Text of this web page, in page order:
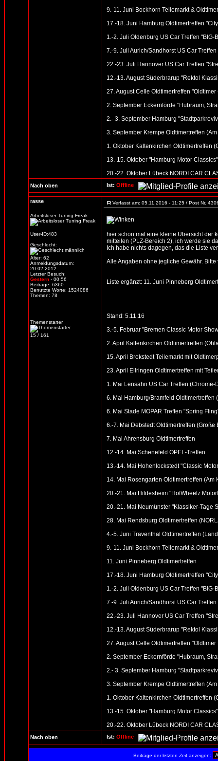
9.-11. Juni Bockhorn Teilemarkt &
17.-18. Juni Hamburg Oldtimertreffen
1.-2. Juli Oldenburg US Car Treffen
7.-9. Juli Aurich/Sandhorst US Car
22.-23. Juli Hannover US Car Treffen
12.-13. August Süderbrarup "Rektol
27. August Celle Oldtimertreffen "Oldtimer
2. September Eckernförde "Hubraum,
2.- 3. September Hamburg
3. September Krempe Oldtimertreffen
1. Oktober Kaltenkirchen Oldtimertreffen
13.-15. Oktober "Hamburg Motor
20.-22. Oktober Lübeck NORDI CAR
Nach oben Ist: Offline
rasse
Arbeitsloser Tuning Freak
User-ID:483
Geschlecht:
Alter: 62
Anmeldungsdatum:
20.02.2012
Letzter Besuch:
Gestern - 00:56
Beiträge: 6360
Benutzte Worte: 1524086
Themen: 78
Themenstarter
15 / 161
Verfasst am: 05.11.2016 - 11:25 / Post Nr.
hier schon mal eine kleine Übersicht der
mitteilen (PLZ-Bereich 2), ich werde sie
Ich habe nichts dagegen, das die Liste
Alle Angaben ohne jegliche Gewähr.
Liste ergänzt: 11. Juni Pinneberg
Stand: 5.11.16
3.-5. Februar "Bremen Classic Motor
2. April Kaltenkirchen Oldtimertreffen
15. April Brokstedt Teilemarkt mit
23. April Ellringen Oldtimertreffen mit
1. Mai Lensahn US Car Treffen (Chrome-
6. Mai Hamburg/Bramfeld Oldtimertreffen
6. Mai Stade MOPAR Treffen "Spring
6.-7. Mai Debstedt Oldtimertreffen (Große
7. Mai Ahrensburg Oldtimertreffen
12.-14. Mai Schenefeld OPEL-Treffen
13.-14. Mai Hohenlockstedt "Classic
14. Mai Rosengarten Oldtimertreffen (Am
20.-21. Mai Hildesheim "HotWheelz
20.-21. Mai Neumünster "Klassiker-Tage
28. Mai Rendsburg Oldtimertreffen
4.-5. Juni Traventhal Oldtimertreffen
9.-11. Juni Bockhorn Teilemarkt &
11. Juni Pinneberg Oldtimertreffen
17.-18. Juni Hamburg Oldtimertreffen
1.-2. Juli Oldenburg US Car Treffen
7.-9. Juli Aurich/Sandhorst US Car
22.-23. Juli Hannover US Car Treffen
12.-13. August Süderbrarup "Rektol
27. August Celle Oldtimertreffen "Oldtimer
2. September Eckernförde "Hubraum,
2.- 3. September Hamburg
3. September Krempe Oldtimertreffen
1. Oktober Kaltenkirchen Oldtimertreffen
13.-15. Oktober "Hamburg Motor
20.-22. Oktober Lübeck NORDI CAR
Nach oben Ist: Offline
Beiträge der letzten Zeit anzeigen: